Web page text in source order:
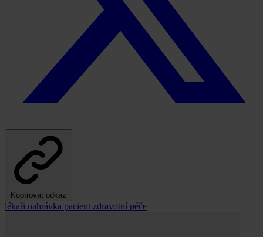
Kopírovat odkaz
lékaři nahrávka pacient zdravotní péče